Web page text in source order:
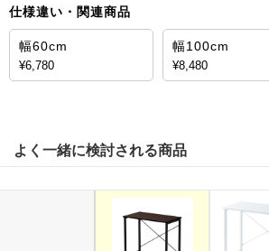
仕様違い・関連商品
幅60cm
¥6,780
幅100cm
¥8,480
よく一緒に検討される商品